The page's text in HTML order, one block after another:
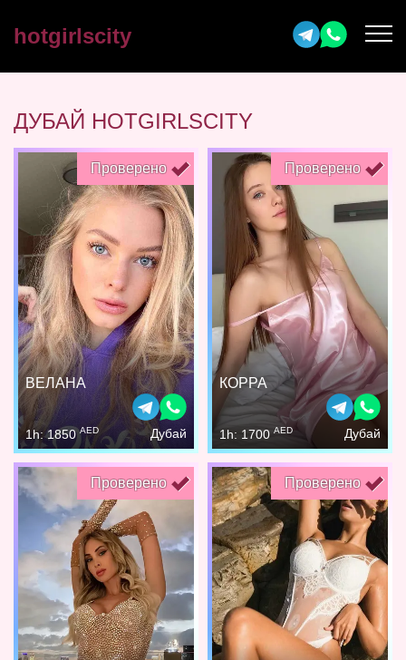
hotgirlscity
ДУБАЙ HOTGIRLSCITY
Проверено
ВЕЛАНА
1h: 1850AED Дубай
Проверено
КОРРА
1h: 1700 AED Дубай
Проверено Проверено